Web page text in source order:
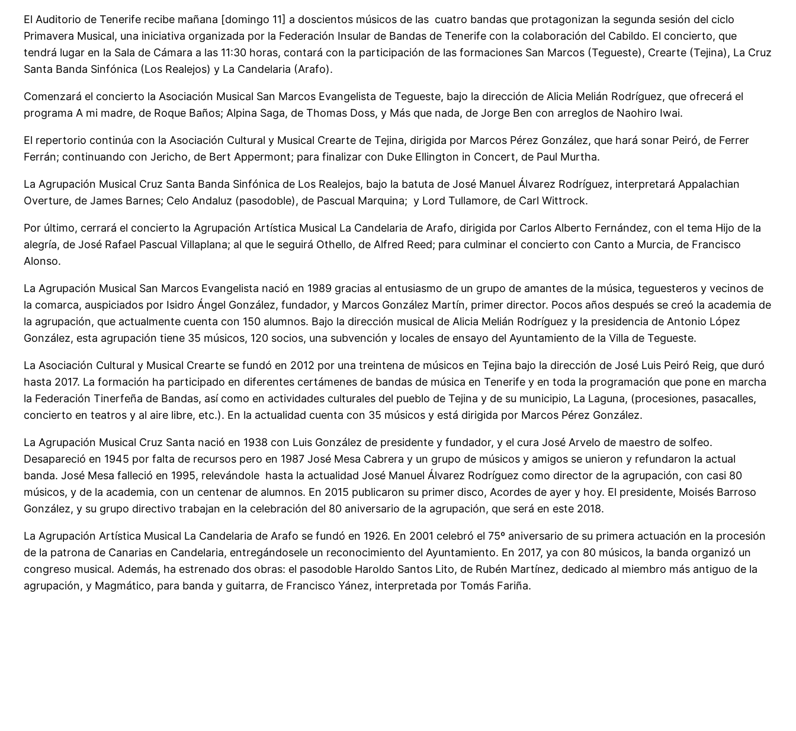
El Auditorio de Tenerife recibe mañana [domingo 11] a doscientos músicos de las cuatro bandas que protagonizan la segunda sesión del ciclo
Primavera Musical, una iniciativa organizada por la Federación Insular de Bandas de Tenerife con la colaboración del Cabildo. El concierto, que
tendrá lugar en la Sala de Cámara a las 11:30 horas, contará con la participación de las formaciones San Marcos (Tegueste), Crearte (Tejina), La Cruz
Santa Banda Sinfónica (Los Realejos) y La Candelaria (Arafo).
Comenzará el concierto la Asociación Musical San Marcos Evangelista de Tegueste, bajo la dirección de Alicia Melián Rodríguez, que ofrecerá el
programa A mi madre, de Roque Baños; Alpina Saga, de Thomas Doss, y Más que nada, de Jorge Ben con arreglos de Naohiro Iwai.
El repertorio continúa con la Asociación Cultural y Musical Crearte de Tejina, dirigida por Marcos Pérez González, que hará sonar Peiró, de Ferrer
Ferrán; continuando con Jericho, de Bert Appermont; para finalizar con Duke Ellington in Concert, de Paul Murtha.
La Agrupación Musical Cruz Santa Banda Sinfónica de Los Realejos, bajo la batuta de José Manuel Álvarez Rodríguez, interpretará Appalachian
Overture, de James Barnes; Celo Andaluz (pasodoble), de Pascual Marquina; y Lord Tullamore, de Carl Wittrock.
Por último, cerrará el concierto la Agrupación Artística Musical La Candelaria de Arafo, dirigida por Carlos Alberto Fernández, con el tema Hijo de la
alegría, de José Rafael Pascual Villaplana; al que le seguirá Othello, de Alfred Reed; para culminar el concierto con Canto a Murcia, de Francisco
Alonso.
La Agrupación Musical San Marcos Evangelista nació en 1989 gracias al entusiasmo de un grupo de amantes de la música, teguesteros y vecinos de
la comarca, auspiciados por Isidro Ángel González, fundador, y Marcos González Martín, primer director. Pocos años después se creó la academia de
la agrupación, que actualmente cuenta con 150 alumnos. Bajo la dirección musical de Alicia Melián Rodríguez y la presidencia de Antonio López
González, esta agrupación tiene 35 músicos, 120 socios, una subvención y locales de ensayo del Ayuntamiento de la Villa de Tegueste.
La Asociación Cultural y Musical Crearte se fundó en 2012 por una treintena de músicos en Tejina bajo la dirección de José Luis Peiró Reig, que duró
hasta 2017. La formación ha participado en diferentes certámenes de bandas de música en Tenerife y en toda la programación que pone en marcha
la Federación Tinerfeña de Bandas, así como en actividades culturales del pueblo de Tejina y de su municipio, La Laguna, (procesiones, pasacalles,
concierto en teatros y al aire libre, etc.). En la actualidad cuenta con 35 músicos y está dirigida por Marcos Pérez González.
La Agrupación Musical Cruz Santa nació en 1938 con Luis González de presidente y fundador, y el cura José Arvelo de maestro de solfeo.
Desapareció en 1945 por falta de recursos pero en 1987 José Mesa Cabrera y un grupo de músicos y amigos se unieron y refundaron la actual
banda. José Mesa falleció en 1995, relevándole hasta la actualidad José Manuel Álvarez Rodríguez como director de la agrupación, con casi 80
músicos, y de la academia, con un centenar de alumnos. En 2015 publicaron su primer disco, Acordes de ayer y hoy. El presidente, Moisés Barroso
González, y su grupo directivo trabajan en la celebración del 80 aniversario de la agrupación, que será en este 2018.
La Agrupación Artística Musical La Candelaria de Arafo se fundó en 1926. En 2001 celebró el 75º aniversario de su primera actuación en la procesión
de la patrona de Canarias en Candelaria, entregándosele un reconocimiento del Ayuntamiento. En 2017, ya con 80 músicos, la banda organizó un
congreso musical. Además, ha estrenado dos obras: el pasodoble Haroldo Santos Lito, de Rubén Martínez, dedicado al miembro más antiguo de la
agrupación, y Magmático, para banda y guitarra, de Francisco Yánez, interpretada por Tomás Fariña.